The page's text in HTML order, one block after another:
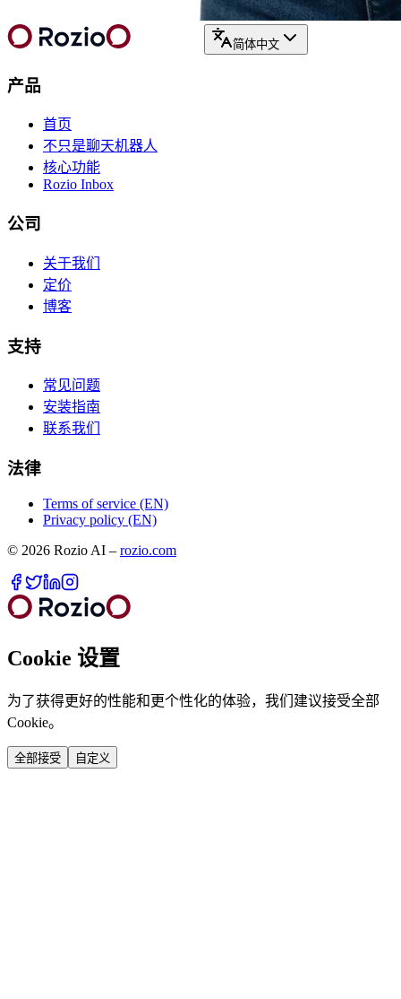
简体中文
产品
首页
不只是聊天机器人
核心功能
Rozio Inbox
公司
关于我们
定价
博客
支持
常见问题
安装指南
联系我们
法律
Terms of service (EN)
Privacy policy (EN)
© 2026 Rozio AI – rozio.com
Cookie 设置
为了获得更好的性能和更个性化的体验，我们建议接受全部
Cookie。
全部接受 自定义